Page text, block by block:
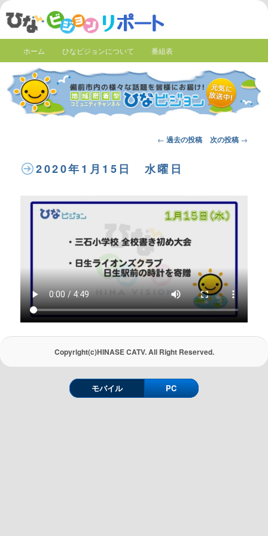
ホーム ひなビジョンについて 番組表
Post
← 過去の投稿 次の投稿 →
2020年1月15日 水曜日
Copyright(c)HINASE CATV. All Right Reserved.
モバイル PC